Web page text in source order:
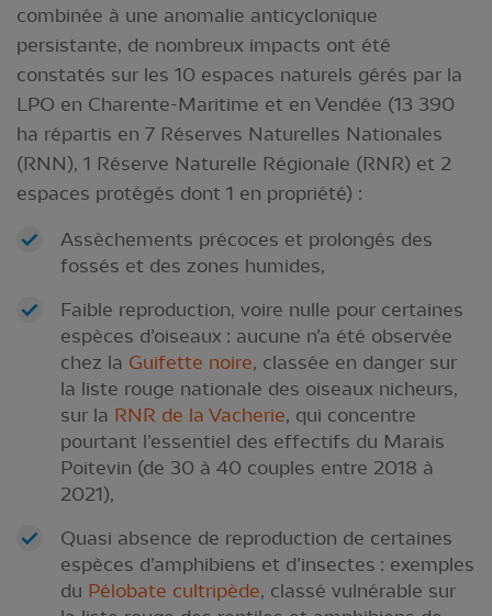
combinée à une anomalie anticyclonique
persistante, de nombreux impacts ont été
constatés sur les 10 espaces naturels gérés par la
LPO en Charente-Maritime et en Vendée (13 390
ha répartis en 7 Réserves Naturelles Nationales
(RNN), 1 Réserve Naturelle Régionale (RNR) et 2
espaces protégés dont 1 en propriété) :
Assèchements précoces et prolongés des
fossés et des zones humides,
Faible reproduction, voire nulle pour certaines
espèces d’oiseaux : aucune n’a été observée
chez la Guifette noire, classée en danger sur
la liste rouge nationale des oiseaux nicheurs,
sur la RNR de la Vacherie, qui concentre
pourtant l’essentiel des effectifs du Marais
Poitevin (de 30 à 40 couples entre 2018 à
2021),
Quasi absence de reproduction de certaines
espèces d’amphibiens et d’insectes : exemples
du Pélobate cultripède, classé vulnérable sur